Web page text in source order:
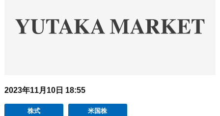
2023年11月10日 18:55
株式 米国株